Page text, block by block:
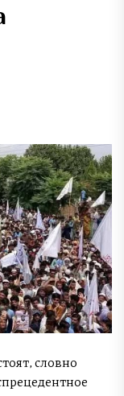
словно